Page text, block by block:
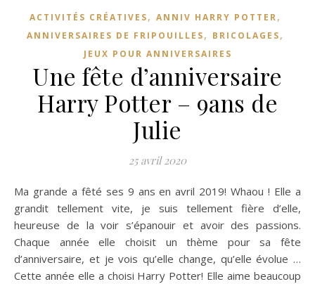
ACTIVITÉS CRÉATIVES, ANNIV HARRY POTTER,
ANNIVERSAIRES DE FRIPOUILLES, BRICOLAGES,
JEUX POUR ANNIVERSAIRES
Une fête d’anniversaire
Harry Potter – 9ans de
Julie
25 avril 2020
Ma grande a fêté ses 9 ans en avril 2019! Whaou ! Elle a
grandit tellement vite, je suis tellement fière d’elle,
heureuse de la voir s’épanouir et avoir des passions.
Chaque année elle choisit un thème pour sa fête
d’anniversaire, et je vois qu’elle change, qu’elle évolue …
Cette année elle a choisi Harry Potter! Elle aime beaucoup